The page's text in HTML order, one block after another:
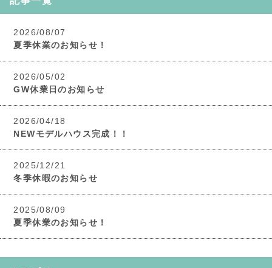
2026/08/07
夏季休業のお知らせ！
2026/05/02
GW休業日のお知らせ
2026/04/18
NEWモデルハウス完成！！
2025/12/21
冬季休暇のお知らせ
2025/08/09
夏季休業のお知らせ！